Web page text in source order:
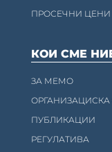
ПРОСЕЧНИ ЦЕНИ
КОИ СМЕ
ЗА МЕМО
ОРГАНИЗАЦИСКА
ПУБЛИКАЦИИ
РЕГУЛАТИВА